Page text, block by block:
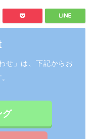
せ」は、下記からお
グ